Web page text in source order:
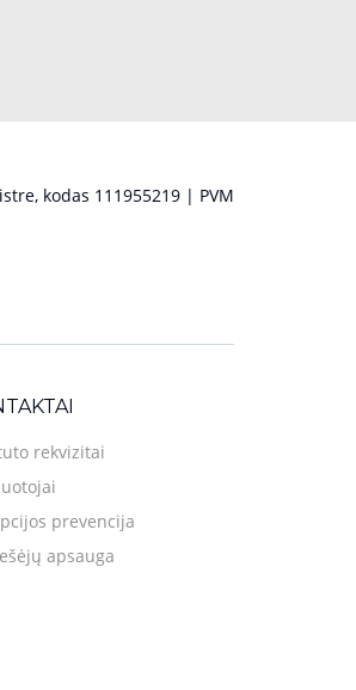
kodas 111955219 | PVM
rekvizitai
prevencija
apsauga